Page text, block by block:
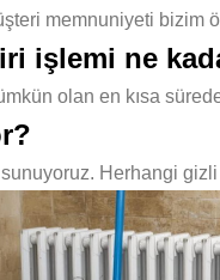
memnuniyeti bizim
işlemi ne
olan en kısa
Herhangi